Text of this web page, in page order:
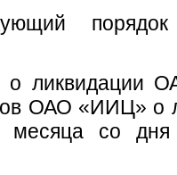
о ликвидации
ОАО «ИИЦ» о
со дня